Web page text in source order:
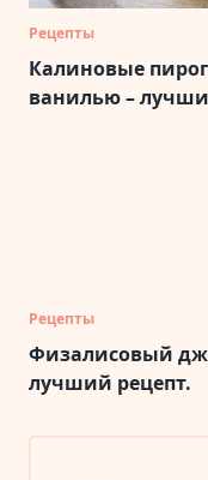
Рецепты
Калиновые
ванилью –
Рецепты
Физалисовый
лучший рецепт.